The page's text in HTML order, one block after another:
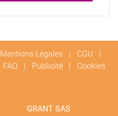
Mentions Légales | CGU |
FAQ | Publicité | Cookies
GRANT SAS